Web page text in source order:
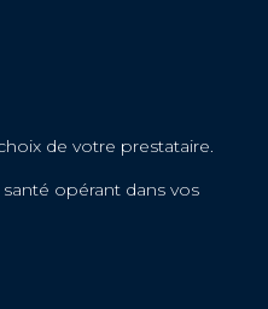
de votre prestataire.
opérant dans vos